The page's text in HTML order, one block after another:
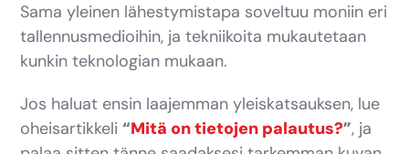
Sama yleinen lähestymistapa soveltuu moniin eri
tallennusmedioihin, ja tekniikoita mukautetaan
kunkin teknologian mukaan.
Jos haluat ensin laajemman yleiskatsauksen, lue
oheisartikkeli“Mitä on tietojen palautus?”, ja